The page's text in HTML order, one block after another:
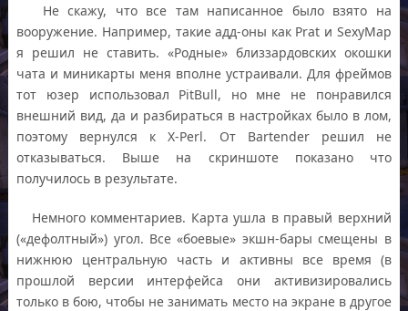
Не скажу, что все там написанное было взято на
вооружение. Например, такие адд-оны как Prat и SexyMap
я решил не ставить. «Родные» близзардовских окошки
чата и миникарты меня вполне устраивали. Для фреймов
тот юзер использовал PitBull, но мне не понравился
внешний вид, да и разбираться в настройках было в лом,
поэтому вернулся к X-Perl. От Bartender решил не
отказываться. Выше на скриншоте показано что
получилось в результате.
Немного комментариев. Карта ушла в правый верхний
(«дефолтный») угол. Все «боевые» экшн-бары смещены в
нижнюю центральную часть и активны все время (в
прошлой версии интерфейса они активизировались
только в бою, чтобы не занимать место на экране в другое